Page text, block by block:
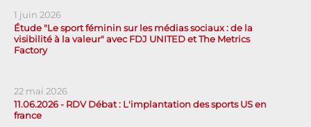
1 juin 2026
Étude "Le sport féminin sur les médias sociaux : de la
visibilité à la valeur" avec FDJ UNITED et The Metrics
Factory
22 mai 2026
11.06.2026 - RDV Débat : L'implantation des sports US en
france